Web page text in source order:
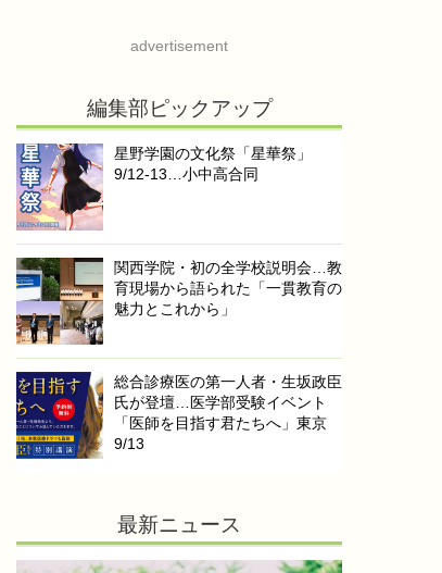
advertisement
編集部ピックアップ
星野学園の文化祭「星華祭」
9/12-13…小中高合同
関西学院・初の全学校説明会…教
育現場から語られた「一貫教育の
魅力とこれから」
総合診療医の第一人者・生坂政臣
氏が登壇…医学部受験イベント
「医師を目指す君たちへ」東京
9/13
最新ニュース